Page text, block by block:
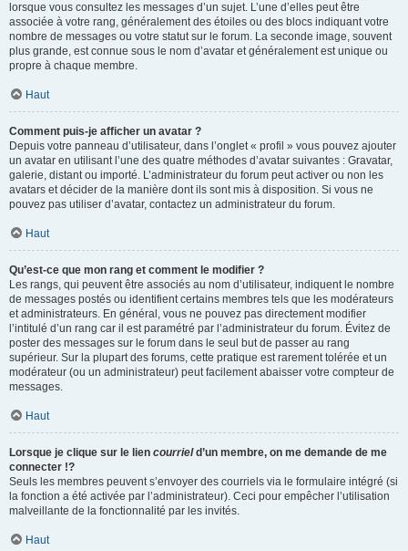
lorsque vous consultez les messages d’un sujet. L’une d’elles peut être
associée à votre rang, généralement des étoiles ou des blocs indiquant votre
nombre de messages ou votre statut sur le forum. La seconde image, souvent
plus grande, est connue sous le nom d’avatar et généralement est unique ou
propre à chaque membre.
Haut
Comment puis-je afficher un avatar ?
Depuis votre panneau d’utilisateur, dans l’onglet « profil » vous pouvez ajouter
un avatar en utilisant l’une des quatre méthodes d’avatar suivantes : Gravatar,
galerie, distant ou importé. L’administrateur du forum peut activer ou non les
avatars et décider de la manière dont ils sont mis à disposition. Si vous ne
pouvez pas utiliser d’avatar, contactez un administrateur du forum.
Haut
Qu’est-ce que mon rang et comment le modifier ?
Les rangs, qui peuvent être associés au nom d’utilisateur, indiquent le nombre
de messages postés ou identifient certains membres tels que les modérateurs
et administrateurs. En général, vous ne pouvez pas directement modifier
l’intitulé d’un rang car il est paramétré par l’administrateur du forum. Évitez de
poster des messages sur le forum dans le seul but de passer au rang
supérieur. Sur la plupart des forums, cette pratique est rarement tolérée et un
modérateur (ou un administrateur) peut facilement abaisser votre compteur de
messages.
Haut
Lorsque je clique sur le lien courrield’un membre, on me demande de me
connecter !?
Seuls les membres peuvent s’envoyer des courriels via le formulaire intégré (si
la fonction a été activée par l’administrateur). Ceci pour empêcher l’utilisation
malveillante de la fonctionnalité par les invités.
Haut